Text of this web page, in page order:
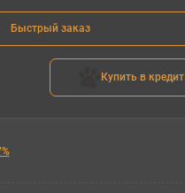
Быстрый заказ
Купить в кредит